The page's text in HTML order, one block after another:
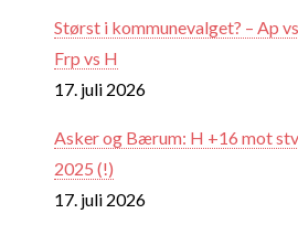
Størst i kommunevalget? – Ap vs
Frp vs H
17. juli 2026
Asker og Bærum: H +16 mot stv
2025 (!)
17. juli 2026